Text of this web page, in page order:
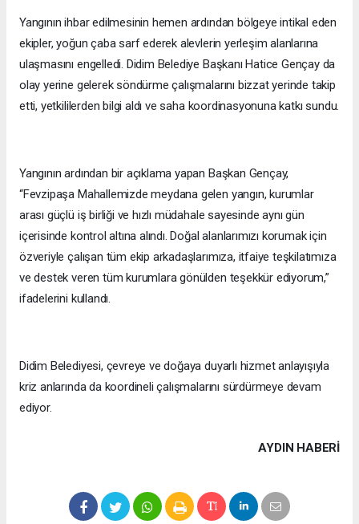
Yangının ihbar edilmesinin hemen ardından bölgeye intikal eden
ekipler, yoğun çaba sarf ederek alevlerin yerleşim alanlarına
ulaşmasını engelledi. Didim Belediye Başkanı Hatice Gençay da
olay yerine gelerek söndürme çalışmalarını bizzat yerinde takip
etti, yetkililerden bilgi aldı ve saha koordinasyonuna katkı sundu.
Yangının ardından bir açıklama yapan Başkan Gençay,
“Fevzipaşa Mahallemizde meydana gelen yangın, kurumlar
arası güçlü iş birliği ve hızlı müdahale sayesinde aynı gün
içerisinde kontrol altına alındı. Doğal alanlarımızı korumak için
özveriyle çalışan tüm ekip arkadaşlarımıza, itfaiye teşkilatımıza
ve destek veren tüm kurumlara gönülden teşekkür ediyorum,”
ifadelerini kullandı.
Didim Belediyesi, çevreye ve doğaya duyarlı hizmet anlayışıyla
kriz anlarında da koordineli çalışmalarını sürdürmeye devam
ediyor.
AYDIN HABERİ